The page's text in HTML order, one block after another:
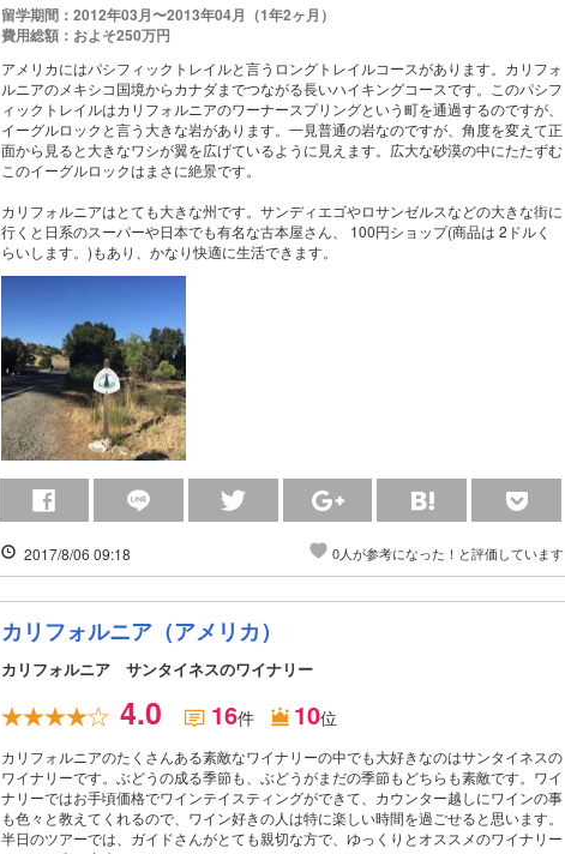
留学期間：2012年03月〜2013年04月（1年2ヶ月）
費用総額：およそ250万円
アメリカにはパシフィックトレイルと言うロングトレイルコースがあります。カリフォ
ルニアのメキシコ国境からカナダまでつながる長いハイキングコースです。このパシフ
ィックトレイルはカリフォルニアのワーナースプリングという町を通過するのですが、
イーグルロックと言う大きな岩があります。一見普通の岩なのですが、角度を変えて正
面から見ると大きなワシが翼を広げているように見えます。広大な砂漠の中にたたずむ
このイーグルロックはまさに絶景です。
カリフォルニアはとても大きな州です。サンディエゴやロサンゼルスなどの大きな街に
行くと日系のスーパーや日本でも有名な古本屋さん、 100円ショップ(商品は 2ドルく
らいします。)もあり、かなり快適に生活できます。
2017/8/06 09:18 0人が参考になった！と評価しています
カリフォルニア（アメリカ）
カリフォルニア サンタイネスのワイナリー
4.0 16件 10位
カリフォルニアのたくさんある素敵なワイナリーの中でも大好きなのはサンタイネスの
ワイナリーです。ぶどうの成る季節も、ぶどうがまだの季節もどちらも素敵です。ワイ
ナリーではお手頃価格でワインテイスティングができて、カウンター越しにワインの事
も色々と教えてくれるので、ワイン好きの人は特に楽しい時間を過ごせると思います。
半日のツアーでは、ガイドさんがとても親切な方で、ゆっくりとオススメのワイナリー